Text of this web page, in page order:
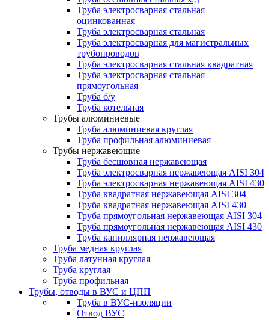
Труба электросварная стальная
оцинкованная
Труба электросварная стальная
Труба электросварная для магистральных
трубопроводов
Труба электросварная стальная квадратная
Труба электросварная стальная
прямоугольная
Труба б/у
Труба котельная
Трубы алюминиевые
Труба алюминиевая круглая
Труба профильная алюминиевая
Трубы нержавеющие
Труба бесшовная нержавеющая
Труба электросварная нержавеющая AISI 304
Труба электросварная нержавеющая AISI 430
Труба квадратная нержавеющая AISI 304
Труба квадратная нержавеющая AISI 430
Труба прямоугольная нержавеющая AISI 304
Труба прямоугольная нержавеющая AISI 430
Труба капиллярная нержавеющая
Труба медная круглая
Труба латунная круглая
Труба круглая
Труба профильная
Трубы, отводы в ВУС и ЦПП
Труба в ВУС-изоляции
Отвод ВУС